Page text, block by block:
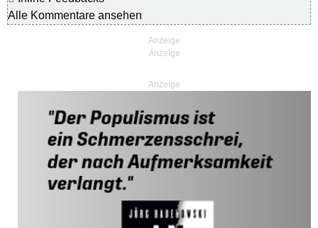
Alle Kommentare ansehen
Anzeige